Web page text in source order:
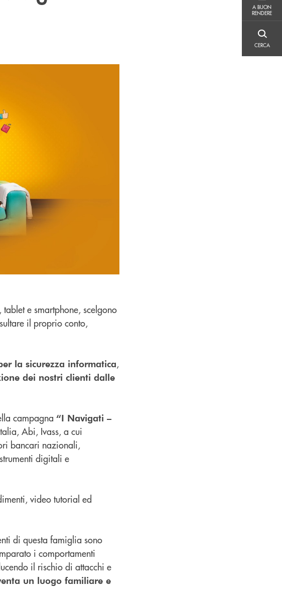
A BUON
RENDERE
CERCA
e smartphone, scelgono
il proprio conto,
la sicurezza informatica,
dei nostri clienti dalle
campagna “I Navigati –
Abi, Ivass, a cui
bancari nazionali,
digitali e
video tutorial ed
di questa famiglia sono
i comportamenti
il rischio di attacchi e
un luogo familiare e